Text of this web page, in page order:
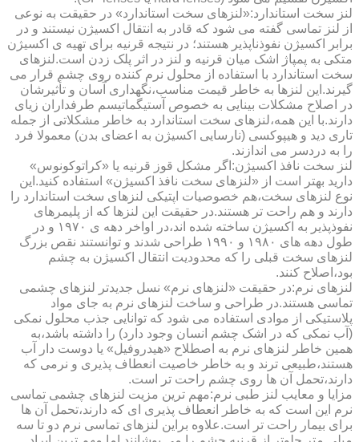
لنز سخت استاندارد:«لنزهای سخت استاندارد» در حقیقت به نوعی
از لنز تماسی گفته می شود که قادر به انتقال اکسیژن نیستند و در
برابر اکسیژن نفوذناپذیر هستند؛ در نتیجه قرنیه برای تهیه ی اکسیژن
متکی به پمپاژ اشک میان قرنیه و لنز در اثر پلک زدن است.لنزهای
سخت استاندارد با استفاده از محلول نرم کننده روی چشم قرار می
گیرند.این لنزها به خاطر قیمت مناسب،نگهداری آسان و تأثیرشان
در اصلاح مشکلات بینایی به خصوص آستیگماتیسم طرفداران زیای
دارند.با این همه،لنزهای سخت استاندارد به خاطر مشکلاتی از جمله
تاری دید و هیپوکسی (نارسایی اکسیژن به اعضای بدن) معمولا فرد
را به دردسر می اندازند.
لنز سخت نافذ اکسیژن:اگر مشکل قوز قرنیه یا «کراتوکونوس»
دارید بهتر است از «لنزهای سخت نافذ اکسیژن» استفاده کنید.این
نوع لنزهای سخت،هم خصوصیات اپتیکی لنزهای سخت استاندارد را
دارند و هم راحت تر هستند.در حقیقت این لنزها که از پلیمرهای
نفوذپذیر به اکسیژن ساخته شده اند،در اواخر دهه ی ۱۹۷۰ و در
طول دهه های ۱۹۸۰ و ۱۹۹۰ طراحی شدند و توانستند نقص بزرگ
لنزهای سخت قبلی را که محدودیت انتقال اکسیژن به چشم
بود،اصلاح کنند.
لنزهای نرم:در حقیقت «لنزهای نرم» نسل جدیدتر لنزهای چشمی
تماسی هستند.در طراحی و ساخت لنزهای نرم به جای مواد
پلاستیکی از موادی استفاده می شود که توانایی جذب محلول نمکی
(آب نمکی که در اشک چشم انسان وجود دارد) را داشته باشد،به
همین خاطر لنزهای نرم به اصطلاح «هیدروفیل» یا دوست دار آب
هستند،طبیعی ترند و به خاطر خاصیت انعطاف پذیری و نرمی که
دارند،تحمل آن ها روی چشم راحت تر است.
مزایا و معایب لنز طبی نرم:مهم ترین مزیت لنزهای چشمی تماسی
نرم این است که به خاطر انعطاف پذیری ای که دارند،تحمل آن ها
برای بیمار راحت تر است.علاوه براین لنزهای تماسی نرم دو تا سه